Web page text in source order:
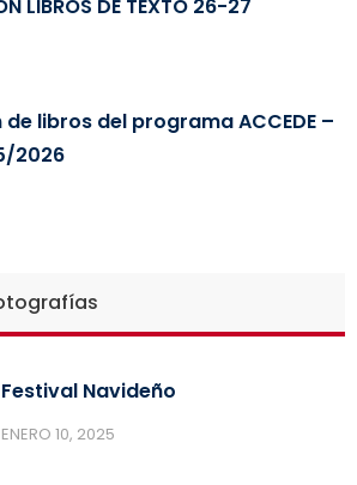
LIBROS DE TEXTO 26-27
libros del programa ACCEDE –
2026
Festival Navideño
ENERO 10, 2025